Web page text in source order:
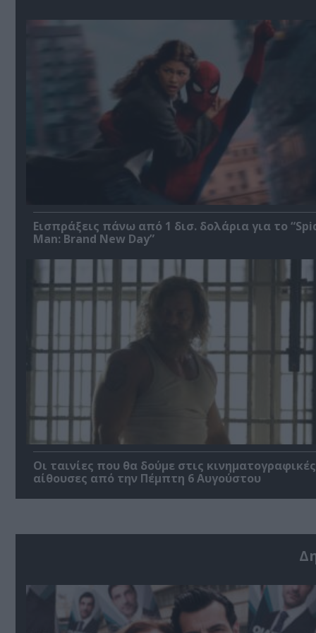
Εισπράξεις πάνω από 1 δισ. δολάρια για το
Man: Brand New Day”
Οι ταινίες που θα δούμε στις κινηματογραφικές
αίθουσες από την Πέμπτη 6 Αυγούστου